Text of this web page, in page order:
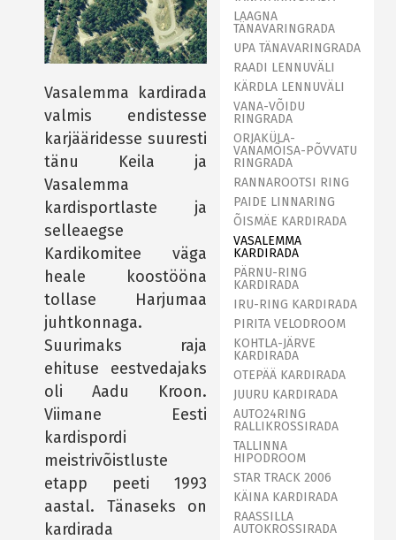
LAAGNA
TÄNAVARINGRADA
UPA TÄNAVARINGRADA
RAADI LENNUVÄLI
KÄRDLA LENNUVÄLI
VANA-VÕIDU
RINGRADA
ORJAKÜLA-
VANAMÕISA-PÕVVATU
RINGRADA
RANNAROOTSI RING
PAIDE LINNARING
ÕISMÄE KARDIRADA
VASALEMMA
KARDIRADA
PÄRNU-RING
KARDIRADA
IRU-RING KARDIRADA
PIRITA VELODROOM
KOHTLA-JÄRVE
KARDIRADA
OTEPÄÄ KARDIRADA
JUURU KARDIRADA
AUTO24RING
RALLIKROSSIRADA
TALLINNA
HIPODROOM
STAR TRACK 2006
KÄINA KARDIRADA
RAASSILLA
AUTOKROSSIRADA
Vasalemma kardirada
valmis endistesse
karjääridesse suuresti
tänu Keila ja
Vasalemma
kardisportlaste ja
selleaegse
Kardikomitee väga
heale koostööna
tollase Harjumaa
juhtkonnaga.
Suurimaks raja
ehituse eestvedajaks
oli Aadu Kroon.
Viimane Eesti
kardispordi
meistrivõistluste
etapp peeti 1993
aastal. Tänaseks on
kardirada